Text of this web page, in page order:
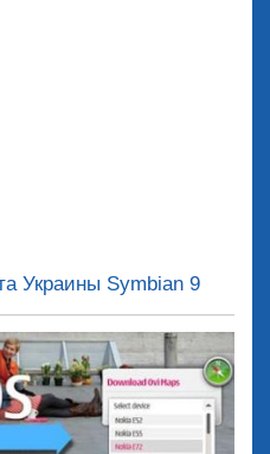
Украины Symbian 9